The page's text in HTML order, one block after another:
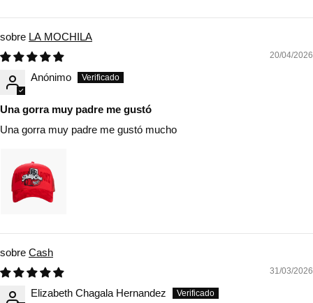
LA MOCHILA
20/04/2026
Anónimo
Una gorra muy padre me gustó
Una gorra muy padre me gustó mucho
Cash
31/03/2026
Elizabeth Chagala Hernandez